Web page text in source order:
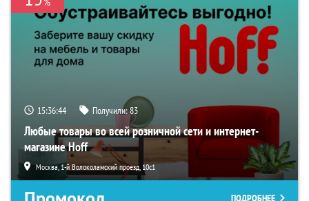
15:36:43 Получили:83
Любые товары во всей розничной сети и интернет-
магазине Hoff
Москва, 1-й Волоколамский проезд, 10с1
ПОДРОБНЕЕ